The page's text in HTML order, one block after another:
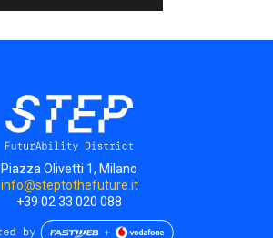
Piazza Olivetti 1, Milano
info@steptothefuture.it
+39 02 33 020 088